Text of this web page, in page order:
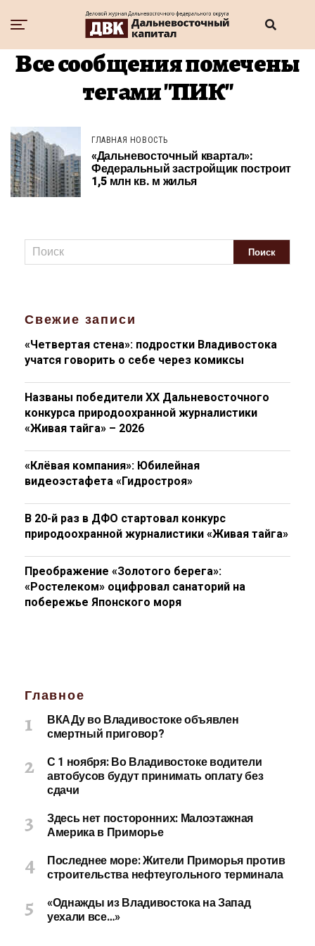
Все сообщения помечены
тегами "ПИК"
ГЛАВНАЯ НОВОСТЬ
«Дальневосточный квартал»:
Федеральный застройщик построит
1,5 млн кв. м жилья
Свежие записи
«Четвертая стена»: подростки Владивостока
учатся говорить о себе через комиксы
Названы победители XX Дальневосточного
конкурса природоохранной журналистики
«Живая тайга» – 2026
«Клёвая компания»: Юбилейная
видеоэстафета «Гидростроя»
В 20-й раз в ДФО стартовал конкурс
природоохранной журналистики «Живая тайга»
Преображение «Золотого берега»:
«Ростелеком» оцифровал санаторий на
побережье Японского моря
Главное
ВКАДу во Владивостоке объявлен
смертный приговор?
С 1 ноября: Во Владивостоке водители
автобусов будут принимать оплату без
сдачи
Здесь нет посторонних: Малоэтажная
Америка в Приморье
Последнее море: Жители Приморья против
строительства нефтеугольного терминала
«Однажды из Владивостока на Запад
уехали все…»